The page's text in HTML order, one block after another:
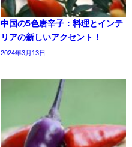
中国の5色唐辛子：料理とインテ
リアの新しいアクセント！
2024年3月13日